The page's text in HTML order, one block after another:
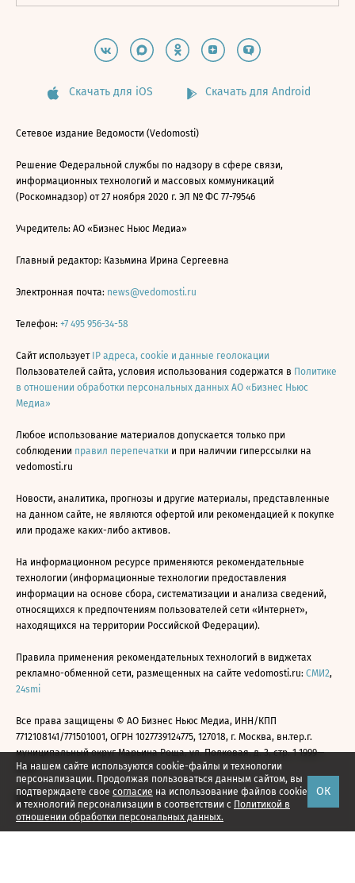
На нашем сайте используются cookie-файлы и технологии
персонализации. Продолжая пользоваться данным сайтом, вы
подтверждаете свое согласие на использование файлов cookie
и технологий персонализации в соответствии с Политикой в
отношении обработки персональных данных.
ОК
Скачать для iOS Скачать для Android
Сетевое издание Ведомости (Vedomosti)
Решение Федеральной службы по надзору в сфере связи,
информационных технологий и массовых коммуникаций
(Роскомнадзор) от 27 ноября 2020 г. ЭЛ № ФС 77-79546
Учредитель: АО «Бизнес Ньюс Медиа»
Главный редактор: Казьмина Ирина Сергеевна
Электронная почта: news@vedomosti.ru
Телефон: +7 495 956-34-58
Сайт использует IP адреса, cookie и данные геолокации
Пользователей сайта, условия использования содержатся в Политике
в отношении обработки персональных данных АО «Бизнес Ньюс
Медиа»
Любое использование материалов допускается только при
соблюдении правил перепечатки и при наличии гиперссылки на
vedomosti.ru
Новости, аналитика, прогнозы и другие материалы, представленные
на данном сайте, не являются офертой или рекомендацией к покупке
или продаже каких-либо активов.
На информационном ресурсе применяются рекомендательные
технологии (информационные технологии предоставления
информации на основе сбора, систематизации и анализа сведений,
относящихся к предпочтениям пользователей сети «Интернет»,
находящихся на территории Российской Федерации).
Правила применения рекомендательных технологий в виджетах
рекламно-обменной сети, размещенных на сайте vedomosti.ru: СМИ2,
24smi
Все права защищены © АО Бизнес Ньюс Медиа, ИНН/КПП
7712108141/771501001, ОГРН 1027739124775, 127018, г. Москва, вн.тер.г.
муниципальный округ Марьина Роща, ул. Полковая, д. 3, стр. 1 1999—
2026